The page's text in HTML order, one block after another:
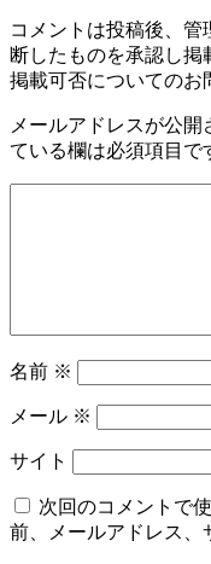
コメントは投稿後、管
断したものを承認し掲
掲載可否についてのお
メールアドレスが公開
ている欄は必須項目で
名前 ※
メール ※
サイト
次回のコメントで
前、メールアドレス、